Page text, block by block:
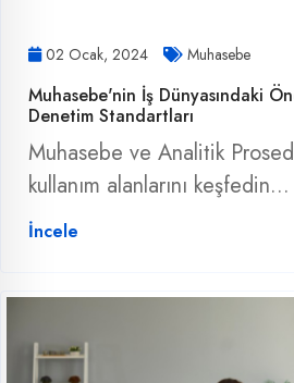
02 Ocak, 2024 Muhasebe
Muhasebe'nin İş Dünyasındaki
Denetim Standartları
Muhasebe ve Analitik
kullanım alanlarını keşfedin...
İncele